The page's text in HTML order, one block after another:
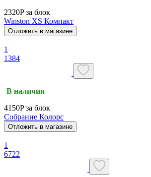
2320P за блок
Winston XS Компакт
Отложить в магазине
1
1384
В наличии
4150P за блок
Собрание Колорс
Отложить в магазине
1
6722